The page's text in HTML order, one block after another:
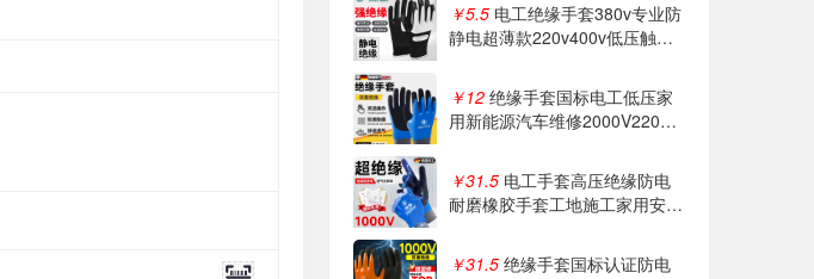
￥5.5 电工绝缘手套380v专业防
静电超薄款220v400v低压触加
￥12 绝缘手套国标电工低压家
用新能源汽车维修2000V220V
￥31.5 电工手套高压绝缘防电
耐磨橡胶手套工地施工家用安全
￥31.5 绝缘手套国标认证防电